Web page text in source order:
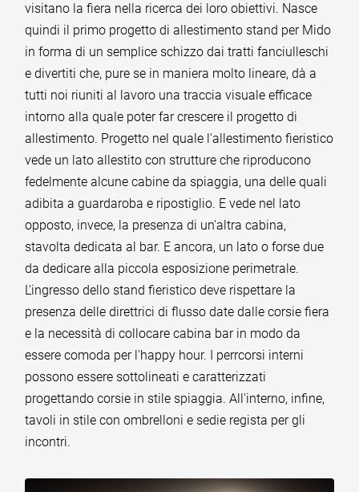
visitano la fiera nella ricerca dei loro obiettivi. Nasce
quindi il primo progetto di allestimento stand per Mido
in forma di un semplice schizzo dai tratti fanciulleschi
e divertiti che, pure se in maniera molto lineare, dà a
tutti noi riuniti al lavoro una traccia visuale efficace
intorno alla quale poter far crescere il progetto di
allestimento. Progetto nel quale l'allestimento fieristico
vede un lato allestito con strutture che riproducono
fedelmente alcune cabine da spiaggia, una delle quali
adibita a guardaroba e ripostiglio. E vede nel lato
opposto, invece, la presenza di un'altra cabina,
stavolta dedicata al bar. E ancora, un lato o forse due
da dedicare alla piccola esposizione perimetrale.
L'ingresso dello stand fieristico deve rispettare la
presenza delle direttrici di flusso date dalle corsie fiera
e la necessità di collocare cabina bar in modo da
essere comoda per l'happy hour. I perrcorsi interni
possono essere sottolineati e caratterizzati
progettando corsie in stile spiaggia. All'interno, infine,
tavoli in stile con ombrelloni e sedie regista per gli
incontri.